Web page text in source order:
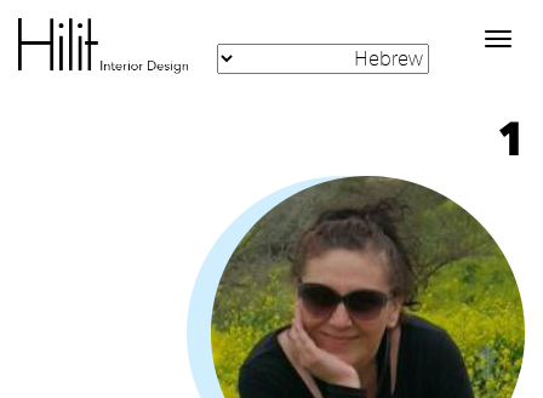
Toggle
navigation
1